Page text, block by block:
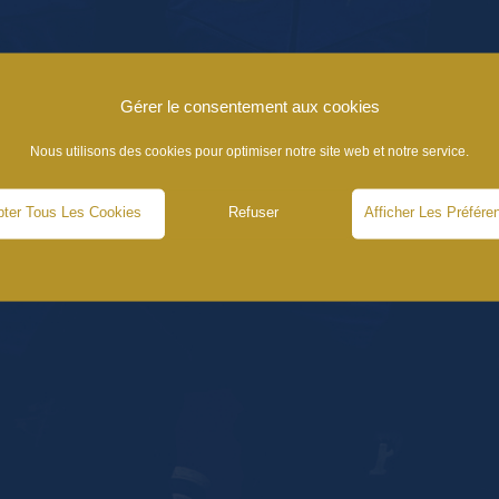
Gérer le consentement aux cookies
Nous utilisons des cookies pour optimiser notre site web et notre service.
Tous Les Cookies Refuser Afficher Les